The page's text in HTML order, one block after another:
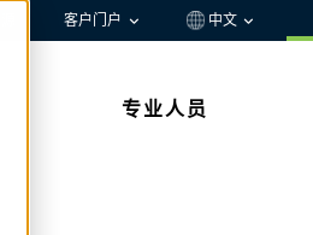
客户门户 中文
专业人员